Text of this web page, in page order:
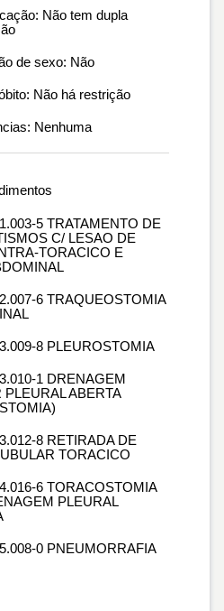
Não tem dupla
de sexo: Não
Não há restrição
Nenhuma
5 TRATAMENTO DE
C/ LESAO DE
TORACICO E
6 TRAQUEOSTOMIA
8 PLEUROSTOMIA
1 DRENAGEM
PLEURAL ABERTA
8 RETIRADA DE
TORACICO
6 TORACOSTOMIA
PLEURAL
0 PNEUMORRAFIA